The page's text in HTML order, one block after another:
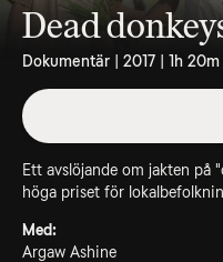
Dead
Dokumentär | 2017 | 1h 20m
Ett avslöjande om jakten
höga priset för
Med:
Argaw Ashine